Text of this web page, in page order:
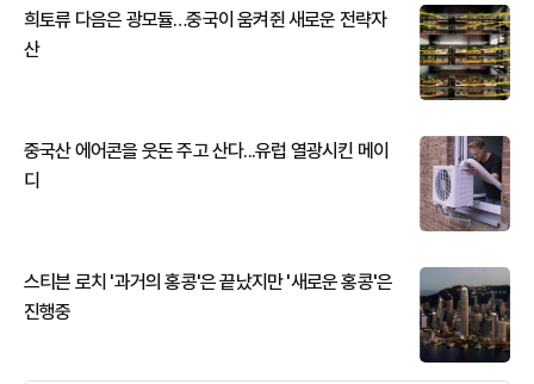
희토류 다음은 광모듈…중국이 움켜쥔 새로운 전략자
산
중국산 에어콘을 웃돈 주고 산다...유럽 열광시킨 메이
디
스티븐 로치 '과거의 홍콩'은 끝났지만 '새로운 홍콩'은
진행중